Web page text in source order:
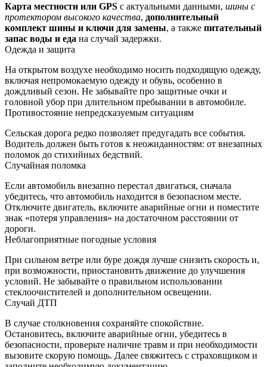
Карта местности или GPS с актуальными данными, шины с
протектором высокого качества, дополнительный
комплект шины и ключи для замены, а также питательный
запас воды и еда на случай задержки.
Одежда и защита
На открытом воздухе необходимо носить подходящую одежду,
включая непромокаемую одежду и обувь, особенно в
дождливый сезон. Не забывайте про защитные очки и
головной убор при длительном пребывании в автомобиле.
Противостояние непредсказуемым ситуациям
Сельская дорога редко позволяет предугадать все события.
Водитель должен быть готов к неожиданностям: от внезапных
поломок до стихийных бедствий.
Случайная поломка
Если автомобиль внезапно перестал двигаться, сначала
убедитесь, что автомобиль находится в безопасном месте.
Отключите двигатель, включите аварийные огни и поместите
знак «потеря управления» на достаточном расстоянии от
дороги.
Неблагоприятные погодные условия
При сильном ветре или буре дождя лучше снизить скорость и,
при возможности, приостановить движение до улучшения
условий. Не забывайте о правильном использовании
стеклоочистителей и дополнительном освещении.
Случай ДТП
В случае столкновения сохраняйте спокойствие.
Остановитесь, включите аварийные огни, убедитесь в
безопасности, проверьте наличие травм и при необходимости
вызовите скорую помощь. Далее свяжитесь с страховщиком и